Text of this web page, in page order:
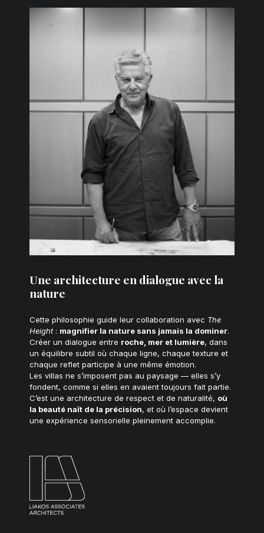
Une architecture en dialogue avec la
nature
Cette philosophie guide leur collaboration avec The
Height : magnifier la nature sans jamais la dominer.
Créer un dialogue entre roche, mer et lumière, dans
un équilibre subtil où chaque ligne, chaque texture et
chaque reflet participe à une même émotion.
Les villas ne s’imposent pas au paysage — elles s’y
fondent, comme si elles en avaient toujours fait partie.
C’est une architecture de respect et de naturalité, où
la beauté naît de la précision, et où l’espace devient
une expérience sensorielle pleinement accomplie.